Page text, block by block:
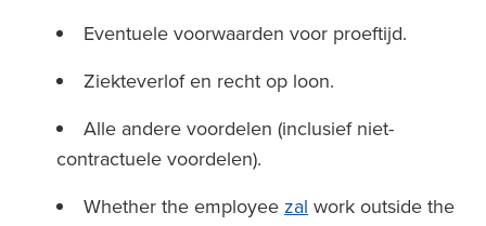
Eventuele voorwaarden voor proeftijd.
Ziekteverlof en recht op loon.
Alle andere voordelen (inclusief niet-
contractuele voordelen).
Whether the employee zal work outside the